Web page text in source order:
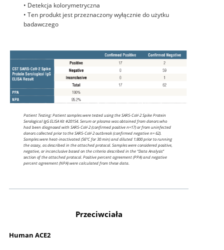
• Detekcja kolorymetryczna
• Ten produkt jest przeznaczony wyłącznie do użytku
badawczego
Patient Testing: Patient samples were tested using the SARS-CoV-2 Spike Protein
Serological IgG ELISA Kit #20154. Serum or plasma was obtained from donors who
had been diagnosed with SARS-CoV-2 (confirmed positive n=17) or from uninfected
donors collected prior to the SARS-CoV-2 outbreak (confirmed negative n= 62).
Samples were heat-inactivated (56°C for 30 min) and diluted 1:800 prior to running
the assay, as described in the attached protocol. Samples were considered positive,
negative, or inconclusive based on the criteria described in the “Data Analysis”
section of the attached protocol. Positive percent agreement (PPA) and negative
percent agreement (NPA) were calculated from these data.
Przeciwciała
Human ACE2